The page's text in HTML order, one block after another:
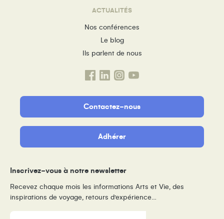
ACTUALITÉS
Nos conférences
Le blog
Ils parlent de nous
Contactez-nous
Adhérer
Inscrivez-vous à notre newsletter
Recevez chaque mois les informations Arts et Vie, des
inspirations de voyage, retours d’expérience…
E-